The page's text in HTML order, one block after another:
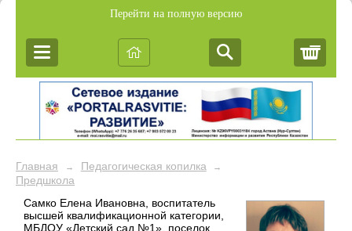
Перейти на полную версию
Главная → Педагогическая копилка →
Предшкола
Самко Елена Ивановна, воспитатель
высшей квалификационной категории,
МБДОУ «Детский сад №1», поселок